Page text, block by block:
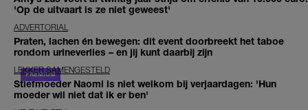
'Op de uitvaart is ze niet geweest'
ADVERTORIAL
Praten, lachen én bewegen: dit event doorbreekt het taboe
rondom urineverlies – en jij kunt daarbij zijn
LEKKER SAMENGESTELD
Stiefmoeder Naomi is niet welkom bij verjaardagen: 'Hun
moeder wil niet dat ik er ben'